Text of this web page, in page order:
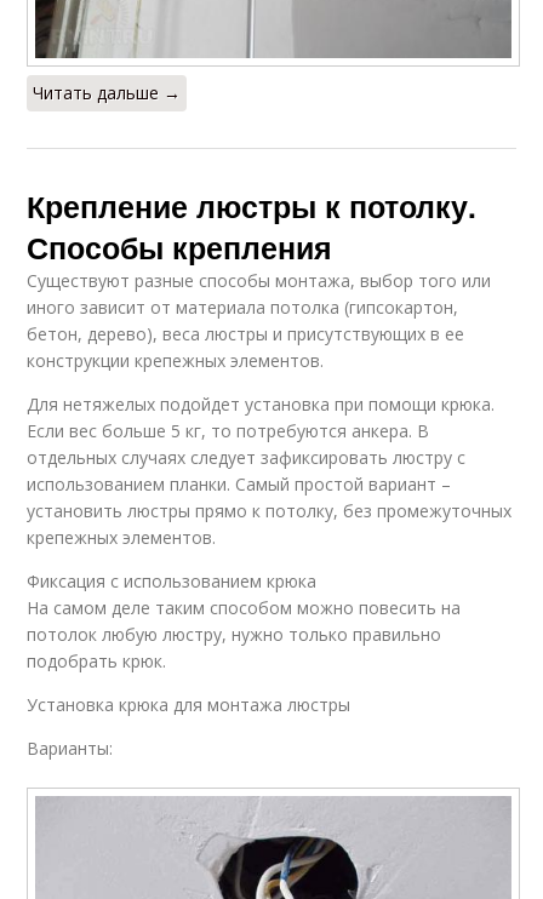
Читать дальше →
Крепление люстры к потолку.
Способы крепления
Существуют разные способы монтажа, выбор того или
иного зависит от материала потолка (гипсокартон,
бетон, дерево), веса люстры и присутствующих в ее
конструкции крепежных элементов.
Для нетяжелых подойдет установка при помощи крюка.
Если вес больше 5 кг, то потребуются анкера. В
отдельных случаях следует зафиксировать люстру с
использованием планки. Самый простой вариант –
установить люстры прямо к потолку, без промежуточных
крепежных элементов.
Фиксация с использованием крюка
На самом деле таким способом можно повесить на
потолок любую люстру, нужно только правильно
подобрать крюк.
Установка крюка для монтажа люстры
Варианты: